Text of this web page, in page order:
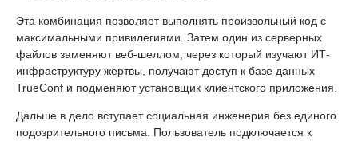
Эта комбинация позволяет выполнять произвольный код с
максимальными привилегиями. Затем один из серверных
файлов заменяют веб-шеллом, через который изучают ИТ-
инфраструктуру жертвы, получают доступ к базе данных
TrueConf и подменяют установщик клиентского приложения.
Дальше в дело вступает социальная инженерия без единого
подозрительного письма. Пользователь подключается к